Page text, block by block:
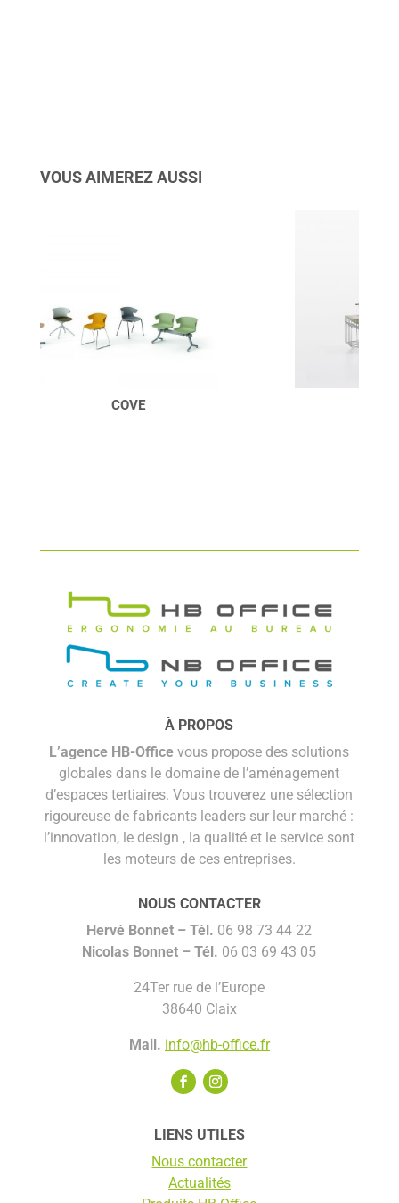
VOUS AIMEREZ AUSSI
À PROPOS
L’agence HB-Office vous propose des solutions
globales dans le domaine de l’aménagement
d’espaces tertiaires. Vous trouverez une sélection
rigoureuse de fabricants leaders sur leur marché :
l’innovation, le design , la qualité et le service sont
les moteurs de ces entreprises.
NOUS CONTACTER
Hervé Bonnet –Tél. 06 98 73 44 22
Nicolas Bonnet – Tél. 06 03 69 43 05
24Ter rue de l’Europe
38640 Claix
Mail. info@hb-office.fr
LIENS UTILES
Nous contacter
Actualités